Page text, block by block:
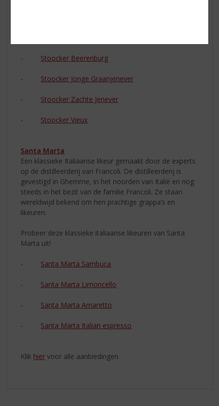
- Stoocker Beerenburg
- Stoocker Jonge Graanjenever
- Stoocker Zachte Jenever
- Stoocker Vieux
Santa Marta
Een klassieke Italiaanse likeur gemaakt door de experts
op de distilleerderij van Francoli. De distilleerderij is
gevestigd in Ghemme, in het noorden van Italië en nog
steeds in het bezit van de familie Francoli. Ze staan
wereldwijd bekend om hen prachtige grappa’s en
likeuren.
Probeer deze klassieke italiaanse likeuren van Santa
Marta uit!
- Santa Marta Sambuca
- Santa Marta Limoncello
- Santa Marta Amaretto
- Santa Marta Italian espresso
Klik hier voor alle aanbiedingen